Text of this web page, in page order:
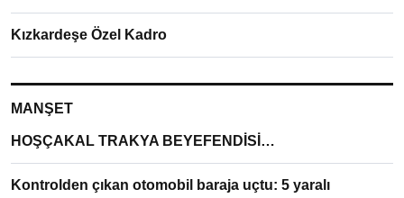
Kızkardeşe Özel Kadro
MANŞET
HOŞÇAKAL TRAKYA BEYEFENDİSİ…
Kontrolden çıkan otomobil baraja uçtu: 5 yaralı